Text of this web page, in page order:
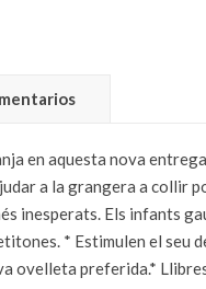
en aquesta nova
a la grangera a collir
inesperats. Els infants
* Estimulen el seu
ovelleta preferida.*